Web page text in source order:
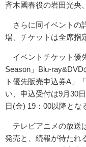
斉木國春役の岩田光央
さらに同イベントの
場、チケットは全席指
イベントチケット優
Season」Blu-
ト優先販売申込券A」
い、申込受付は9月30
日(金) 19：00以降とな
テレビアニメの放送
発売と、続報が待たれ